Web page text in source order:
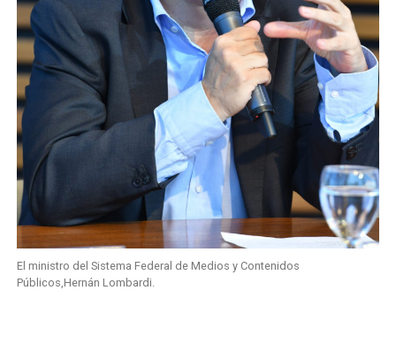
El ministro del Sistema Federal de Medios y Contenidos
Públicos,Hernán Lombardi.